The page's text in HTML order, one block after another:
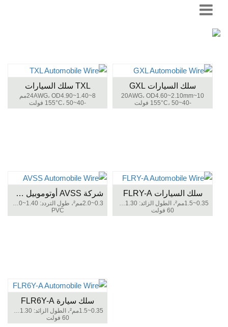
TXL سلك السيارات
8~24AWG، OD4.90~1.40مم
-40~155°C، 50 فولت
سلك السيارات GXL
10~20AWG، OD4.60~2.10mm
-40~155°C، 50 فولت
شركة AVSS أوتوموبيل سلك
0.3~2.0مم²، طول التردد: 1.40~2.60مم
PVC
سلك السيارات FLRY-A
0.35~1.5مم²، الطول الزائد: 1.30~2.40مم
60 فولت
سلك سيارة FLR6Y-A
0.35~1.5مم²، الطول الزائد: 1.30~2.40مم
60 فولت